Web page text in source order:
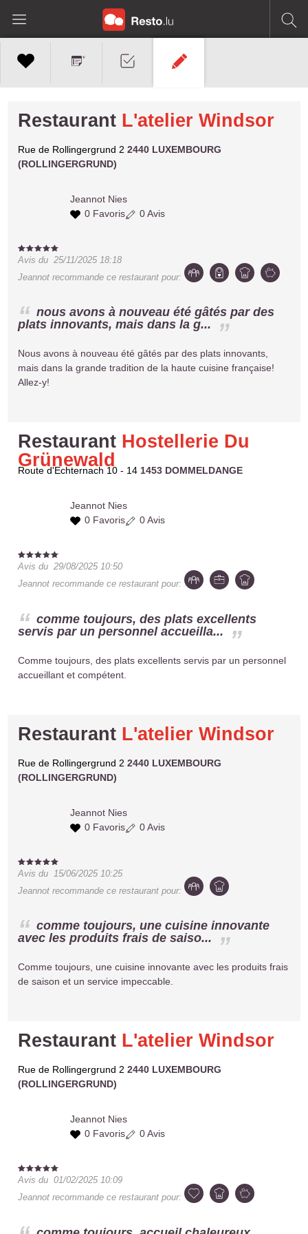
Restaurant L'atelier Windsor
Rue de Rollingergrund 22440 LUXEMBOURG
(ROLLINGERGRUND)
Jeannot Nies
0 Favoris
0 Avis
Avis du25/11/2025 18:18
Jeannot recommande ce restaurant pour:
nous avons à nouveau été gâtés par des
plats innovants, mais dans la g...
Nous avons à nouveau été gâtés par des plats innovants,
mais dans la grande tradition de la haute cuisine française!
Allez-y!
Restaurant Hostellerie Du
Grünewald
Route d'Echternach 10 - 141453 DOMMELDANGE
Jeannot Nies
0 Favoris
0 Avis
Avis du29/08/2025 10:50
Jeannot recommande ce restaurant pour:
comme toujours, des plats excellents
servis par un personnel accueilla...
Comme toujours, des plats excellents servis par un personnel
accueillant et compétent.
Restaurant L'atelier Windsor
Rue de Rollingergrund 22440 LUXEMBOURG
(ROLLINGERGRUND)
Jeannot Nies
0 Favoris
0 Avis
Avis du
15/06/2025 10:25
Jeannot recommande ce restaurant pour:
comme toujours, une cuisine innovante
avec les produits frais de saiso...
Comme toujours, une cuisine innovante avec les produits frais
de saison et un service impeccable.
Restaurant L'atelier Windsor
Rue de Rollingergrund 22440 LUXEMBOURG
(ROLLINGERGRUND)
Jeannot Nies
0 Favoris
0 Avis
Avis du01/02/2025 10:09
Jeannot recommande ce restaurant pour: